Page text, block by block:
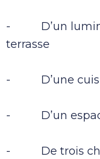
- D’un
terrasse
- D’une
- D’un
- De trois